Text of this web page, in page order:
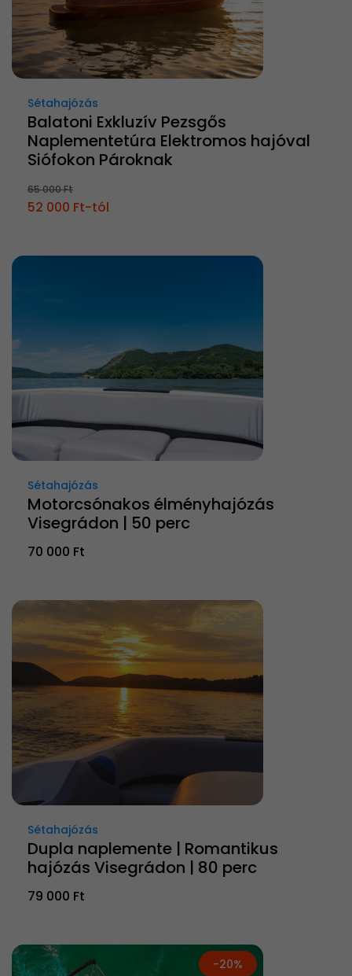
Sétahajózás
Balatoni Exkluzív Pezsgős
Naplementetúra Elektromos hajóval
Siófokon Pároknak
65 000 Ft
52 000 Ft-tól
Sétahajózás
Motorcsónakos élményhajózás
Visegrádon | 50 perc
70 000 Ft
Sétahajózás
Dupla naplemente | Romantikus
hajózás Visegrádon | 80 perc
79 000 Ft
-20%